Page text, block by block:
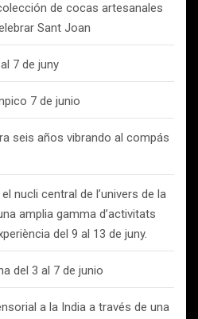
de cocas artesanales
Sant Joan
7 de juny
7 de junio
seis años vibrando al compás
nucli central de l’univers de la
amplia gamma d’activitats
del 9 al 13 de juny.
del 3 al 7 de junio
a la India a través de una